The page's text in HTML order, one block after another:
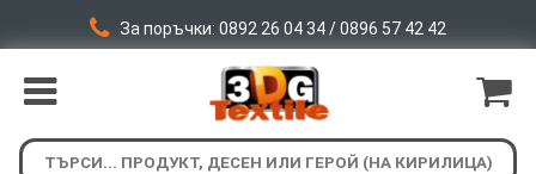
За поръчки: 0892 26 04 34 / 0896 57 42 42